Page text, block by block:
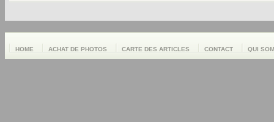
HOME ACHAT DE PHOTOS CARTE DES ARTICLES CONTACT QUI